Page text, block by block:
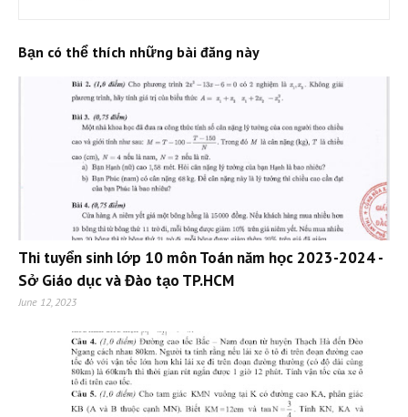
Bạn có thể thích những bài đăng này
Thi tuyển sinh lớp 10 môn Toán năm học 2023-2024 -
Sở Giáo dục và Đào tạo TP.HCM
June 12, 2023